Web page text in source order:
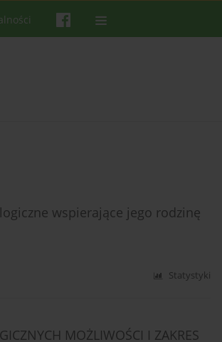
wspierające jego rodzinę
Statystyki
MOŻLIWOŚCI I ZAKRES